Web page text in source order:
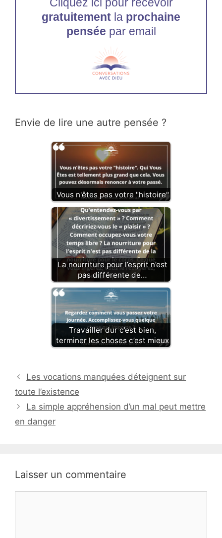
gratuitement la prochaine
pensée par email
Envie de lire une autre pensée ?
Vous n'êtes pas votre "histoire"
La nourriture pour l’esprit n’est
pas différente de…
Travailler dur c’est bien,
terminer les choses c’est mieux
Les vocations manquées déteignent sur
toute l’existence
La simple appréhension d’un mal peut mettre
en danger
Laisser un commentaire